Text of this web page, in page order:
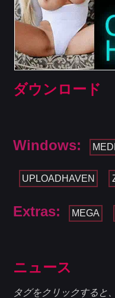
ダウンロード
Windows:
UPLOADHAVEN
Extras: MEGA
ニュース
タグをクリックすると